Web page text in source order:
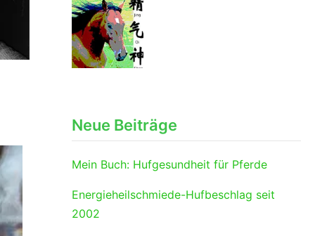
Neue Beiträge
Mein Buch: Hufgesundheit für Pferde
Energieheilschmiede-Hufbeschlag seit
2002